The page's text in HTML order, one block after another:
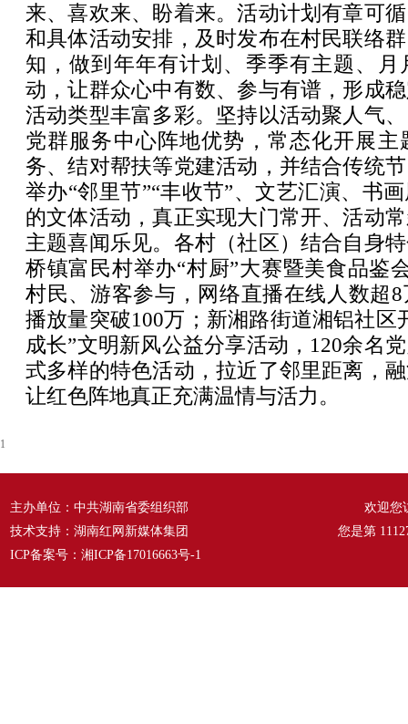
来、喜欢来、盼着来。活动计划有章可
和具体活动安排，及时发布在村民联络
知，做到年年有计划、季季有主题、月
动，让群众心中有数、参与有谱，形成
活动类型丰富多彩。坚持以活动聚人气
党群服务中心阵地优势，常态化开展主
务、结对帮扶等党建活动，并结合传统
举办“邻里节”“丰收节”、文艺汇演、书
的文体活动，真正实现大门常开、活动
主题喜闻乐见。各村（社区）结合自身
桥镇富民村举办“村厨”大赛暨美食品鉴
村民、游客参与，网络直播在线人数超
播放量突破100万；新湘路街道湘铝社区
成长”文明新风公益分享活动，120余名
式多样的特色活动，拉近了邻里距离，
让红色阵地真正充满温情与活力。
1
主办单位：中共湖南省委组织部
技术支持：湖南红网新媒体集团
ICP备案号： 湘ICP备17016663号-1
欢迎您
您是第